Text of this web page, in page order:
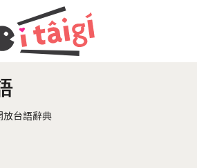
放台語辭典